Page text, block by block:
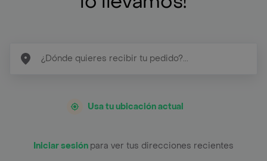
Usa tu ubicación actual
Iniciar sesión para ver tus direcciones recientes